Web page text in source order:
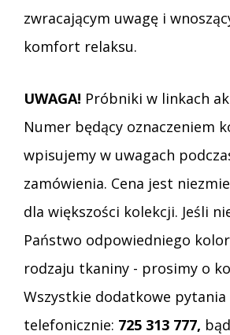
zwracającym uwagę i
komfort relaksu.
UWAGA! Próbniki w linkach
Numer będący oznaczeniem
wpisujemy w uwagach
zamówienia. Cena jest
dla większości kolekcji. Jeśli
Państwo odpowiedniego
rodzaju tkaniny - prosimy o
Wszystkie dodatkowe
telefonicznie: 725 313 777,